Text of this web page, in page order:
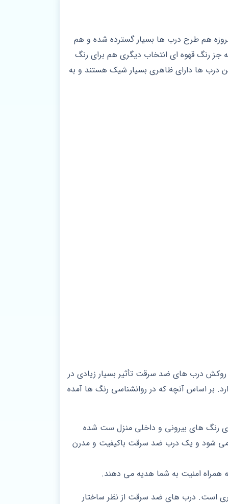
هم طرح درب ها بسیار گسترده شده و هم
رنگ قهوه ای انتخاب دیگری هم برای رنگ
ها دارای ظاهری بسیار شیک هستند و به
درب های ضد سرقت تأثیر بسیار زیادی در
بر اساس آنچه که در روانشناسی رنگ ها آمده
رنگ های بیرونی و داخلی منزل ست شده
می شود و یک درب ضد سرقت باکیفیت و مدرن
همراه امنیت به شما هدیه می دهند.
است. درب های ضد سرقت از نظر ساختار